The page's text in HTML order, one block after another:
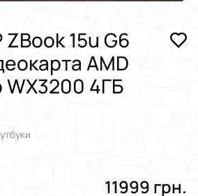
ZBook 15u G6
AMD
WX3200 4ГБ
11999 грн.